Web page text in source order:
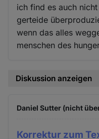
ich find es auch
gerteide
wenn das alles
menschen des
Diskussion anzeigen
Daniel Sutter (nicht
Korrektur zum